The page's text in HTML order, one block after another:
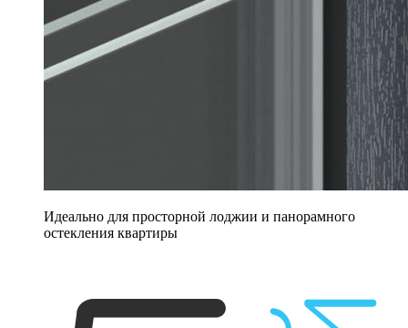
Идеально для просторной лоджии и панорамного
остекления квартиры